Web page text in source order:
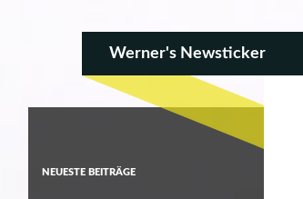
Werner's Newsticker
NEUESTE BEITRÄGE